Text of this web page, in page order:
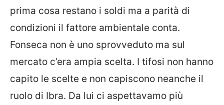
prima cosa restano i soldi ma a parità di
condizioni il fattore ambientale conta.
Fonseca non è uno sprovveduto ma sul
mercato c’era ampia scelta. I tifosi non hanno
capito le scelte e non capiscono neanche il
ruolo di Ibra. Da lui ci aspettavamo più